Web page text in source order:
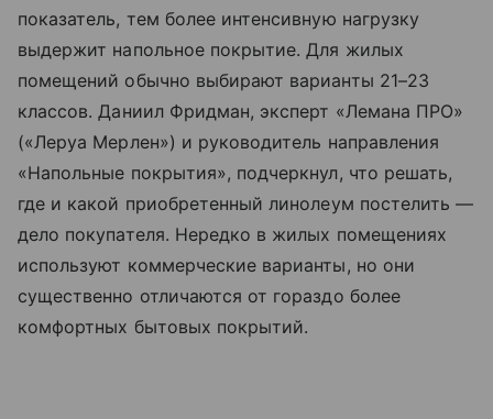
показатель, тем более интенсивную нагрузку
выдержит напольное покрытие. Для жилых
помещений обычно выбирают варианты 21–23
классов. Даниил Фридман, эксперт «Лемана ПРО»
(«Леруа Мерлен») и руководитель направления
«Напольные покрытия», подчеркнул, что решать,
где и какой приобретенный линолеум постелить —
дело покупателя. Нередко в жилых помещениях
используют коммерческие варианты, но они
существенно отличаются от гораздо более
комфортных бытовых покрытий.